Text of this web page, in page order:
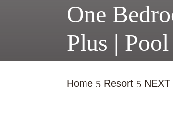
One
Plus |
Home 5 Resort 5 NEXT